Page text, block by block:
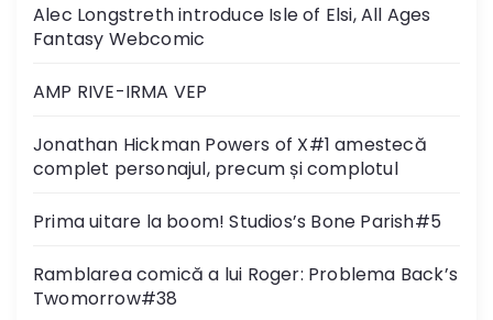
Alec Longstreth introduce Isle of Elsi, All Ages
Fantasy Webcomic
AMP RIVE-IRMA VEP
Jonathan Hickman Powers of X#1 amestecă
complet personajul, precum și complotul
Prima uitare la boom! Studios’s Bone Parish#5
Ramblarea comică a lui Roger: Problema Back’s
Twomorrow#38